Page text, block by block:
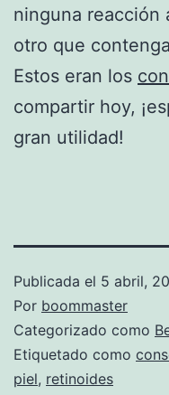
ninguna reacción
otro que
Estos eran los
compartir hoy,
gran utilidad!
Publicada el 5 abril,
Por boommaster
Categorizado como
Etiquetado como
piel, retinoides